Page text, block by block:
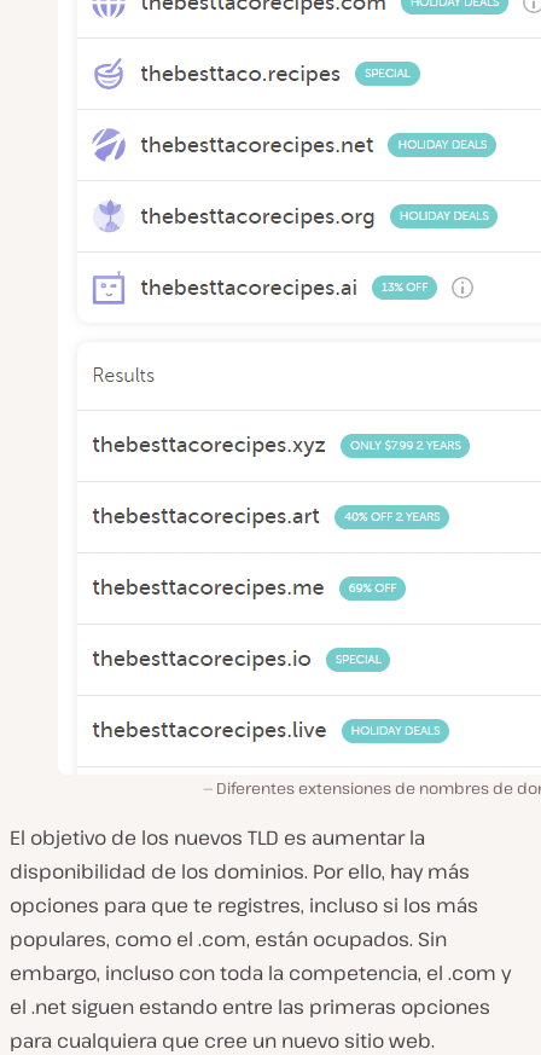
Diferentes extensiones de nombres de
El objetivo de los nuevos TLD es aumentar la
disponibilidad de los dominios. Por ello, hay más
opciones para que te registres, incluso si los más
populares, como el .com, están ocupados. Sin
embargo, incluso con toda la competencia, el .com y
el .net siguen estando entre las primeras opciones
para cualquiera que cree un nuevo sitio web.